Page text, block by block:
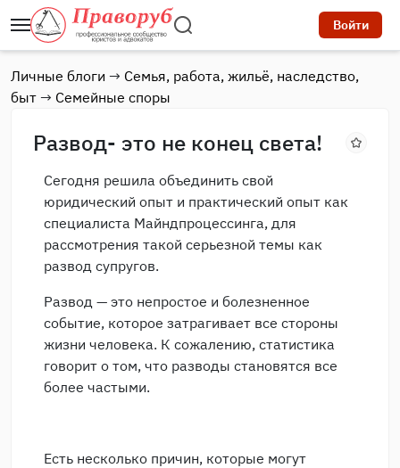
Войти
Личные блоги → Семья, работа, жильё, наследство,
быт → Семейные споры
Развод- это не конец света!
Сегодня решила объединить свой
юридический опыт и практический опыт как
специалиста Майндпроцессинга, для
рассмотрения такой серьезной темы как
развод супругов.
Развод — это непростое и болезненное
событие, которое затрагивает все стороны
жизни человека. К сожалению, статистика
говорит о том, что разводы становятся все
более частыми.
Есть несколько причин, которые могут